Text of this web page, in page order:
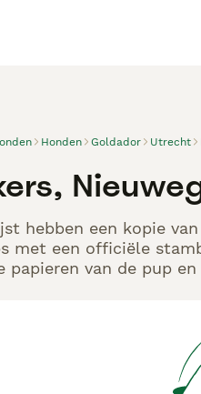
Honden Goldador Utrecht
hebben een kopie
met een officiële
papieren van de pup